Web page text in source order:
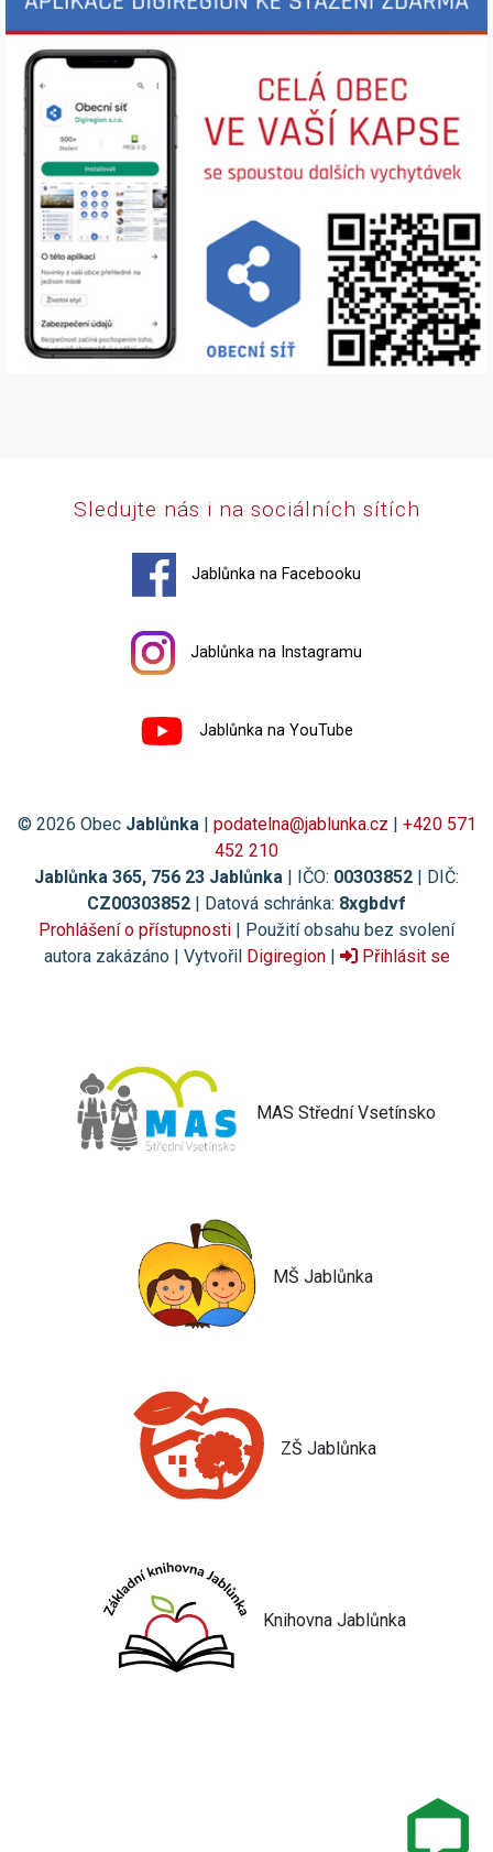
Sledujte nás i na sociálních sítích
Jablůnka na Facebooku
Jablůnka na Instagramu
Jablůnka na YouTube
© 2026 Obec Jablůnka | podatelna@jablunka.cz | +420 571
452 210
Jablůnka 365, 756 23 Jablůnka | IČO: 00303852 | DIČ:
CZ00303852 | Datová schránka: 8xgbdvf
Prohlášení o přístupnosti | Použití obsahu bez svolení
autora zakázáno | Vytvořil Digiregion| Přihlásit se
MAS Střední Vsetínsko
MŠ Jablůnka
ZŠ Jablůnka
Knihovna Jablůnka